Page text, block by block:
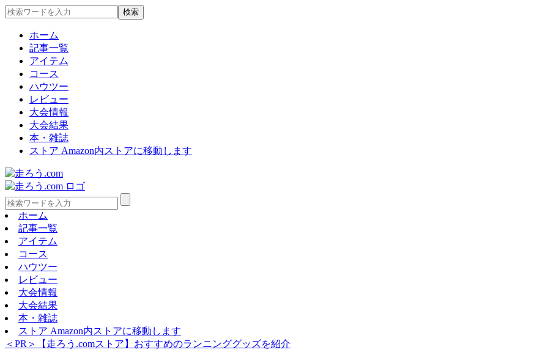
ホーム
記事一覧
アイテム
コース
ハウツー
レビュー
大会情報
大会結果
本・雑誌
ストア Amazon内ストアに移動します
ホーム
記事一覧
アイテム
コース
ハウツー
レビュー
大会情報
大会結果
本・雑誌
ストア Amazon内ストアに移動します
＜PR＞【走ろう.comストア】おすすめのランニンググッズを紹介